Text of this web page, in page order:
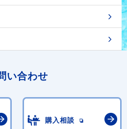
い合わせ
購入相談